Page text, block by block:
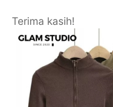
Terima kasih!